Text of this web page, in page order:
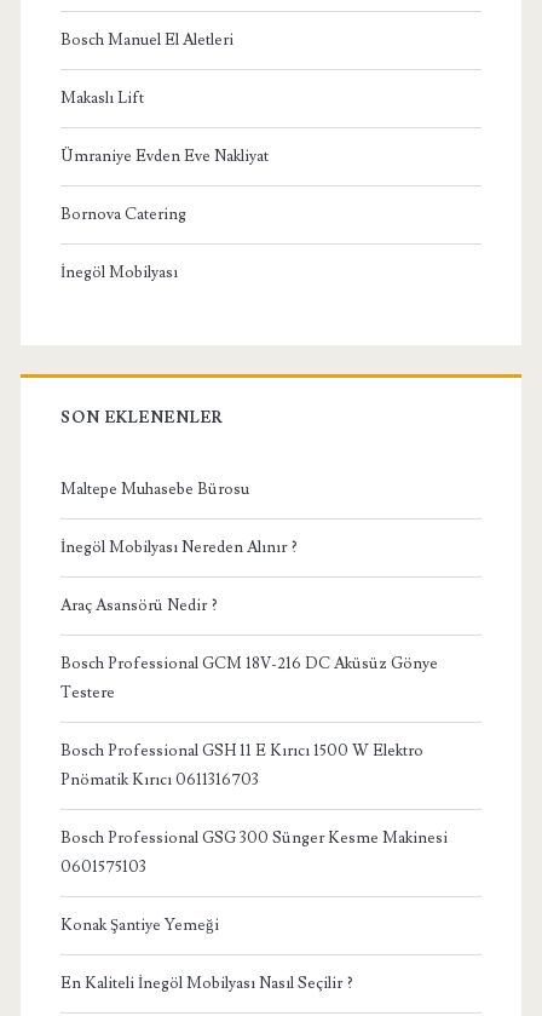
Bosch Manuel El Aletleri
Makaslı Lift
Ümraniye Evden Eve Nakliyat
Bornova Catering
İnegöl Mobilyası
SON EKLENENLER
Maltepe Muhasebe Bürosu
İnegöl Mobilyası Nereden Alınır ?
Araç Asansörü Nedir ?
Bosch Professional GCM 18V-216 DC Aküsüz Gönye
Testere
Bosch Professional GSH 11 E Kırıcı 1500 W Elektro
Pnömatik Kırıcı 0611316703
Bosch Professional GSG 300 Sünger Kesme Makinesi
0601575103
Konak Şantiye Yemeği
En Kaliteli İnegöl Mobilyası Nasıl Seçilir ?